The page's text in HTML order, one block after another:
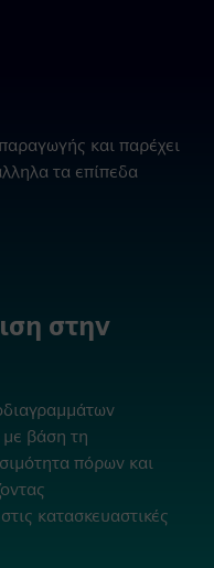
και παρέχει
τα επίπεδα
στην
βάση τη
πόρων και
κατασκευαστικές